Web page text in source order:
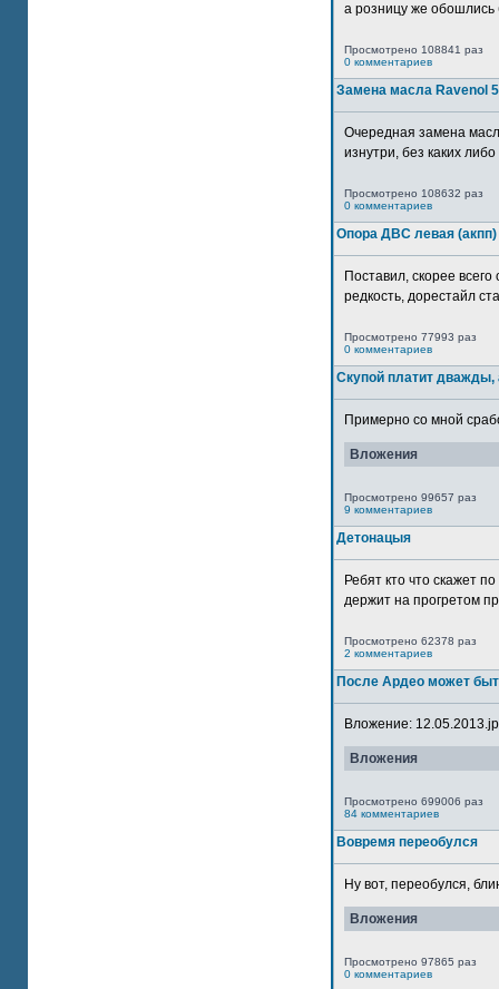
а розницу же обошлись
Просмотрено 108841 раз
0 комментариев
Замена масла Ravenol
Очередная замена
изнутри, без каких
Просмотрено 108632 раз
0 комментариев
Опора ДВС левая (акпп)
Поставил, скорее
редкость, дорестайл
Просмотрено 77993 раз
0 комментариев
Скупой платит
Примерно со мной
Вложения
Просмотрено 99657 раз
9 комментариев
Детонацыя
Ребят кто что скажет
держит на прогретом
Просмотрено 62378 раз
2 комментариев
После Ардео может
Вложение:
Вложения
Просмотрено 699006 раз
84 комментариев
Вовремя переобулся
Ну вот, переобулся,
Вложения
Просмотрено 97865 раз
0 комментариев